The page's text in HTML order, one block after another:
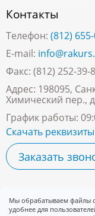
Контакты
Телефон: (812)
E-mail:
Факс: (812) 252-39-
Адрес: 198095,
Химический пер.,
График работы:
Скачать реквизиты
Заказать
Мы обрабатываем файлы
удобнее для